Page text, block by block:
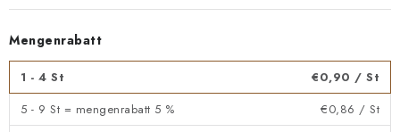
Mengenrabatt
1 - 4 St €0,90 / St
5 - 9 St = mengenrabatt 5 %
€0,86 / St